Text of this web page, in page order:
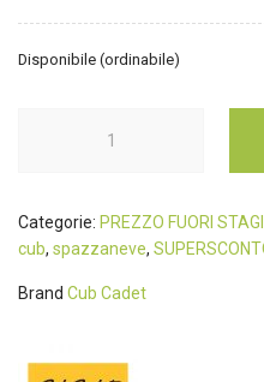
Disponibile (ordinabile)
Categorie: PREZZO FUORI
cub, spazzaneve,
Brand Cub Cadet